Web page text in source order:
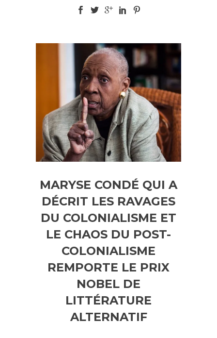
MARYSE CONDÉ QUI A
DÉCRIT LES RAVAGES
DU COLONIALISME ET
LE CHAOS DU POST-
COLONIALISME
REMPORTE LE PRIX
NOBEL DE
LITTÉRATURE
ALTERNATIF